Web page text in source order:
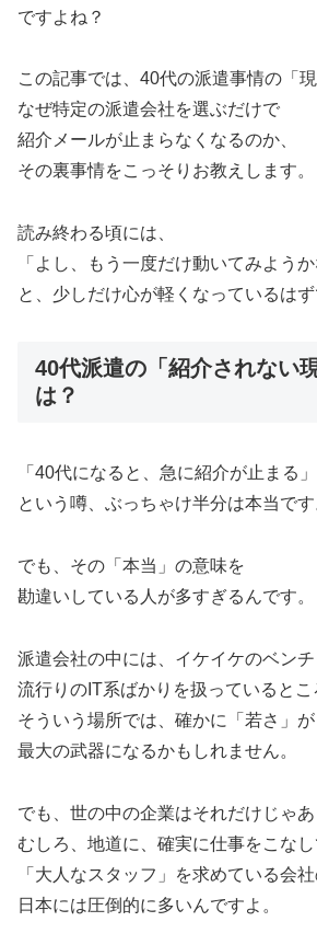
ですよね？
この記事では、40代の派遣事情の「現
なぜ特定の派遣会社を選ぶだけで
紹介メールが止まらなくなるのか、
その裏事情をこっそりお教えします。
読み終わる頃には、
「よし、もう一度だけ動いてみようか
と、少しだけ心が軽くなっているはず
40代派遣の「紹介されない
は？
「40代になると、急に紹介が止まる」
という噂、ぶっちゃけ半分は本当です
でも、その「本当」の意味を
勘違いしている人が多すぎるんです。
派遣会社の中には、イケイケのベン
流行りのIT系ばかりを扱っているとこ
そういう場所では、確かに「若さ」が
最大の武器になるかもしれません。
でも、世の中の企業はそれだけじゃあ
むしろ、地道に、確実に仕事をこな
「大人なスタッフ」を求めている会社
日本には圧倒的に多いんですよ。